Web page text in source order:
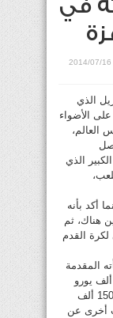
في
2014/07/16
الذي
الأضواء
العالم،
الذي
أكد بأنه
للمسلمين هناك، ثم
لكرة القدم
المقدمة
من الاتحاد الألماني لكرة القدم وقدرها 300 ألف يورو
عن تحقيق الكأس لكل لاعب، بالإضافة إلى 150 ألف
أخرى عن